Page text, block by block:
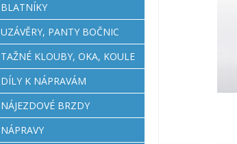
BLATNÍKY
UZÁVĚRY, PANTY BOČNIC
TAŽNÉ KLOUBY, OKA, KOULE
DÍLY K NÁPRAVÁM
NÁJEZDOVÉ BRZDY
NÁPRAVY